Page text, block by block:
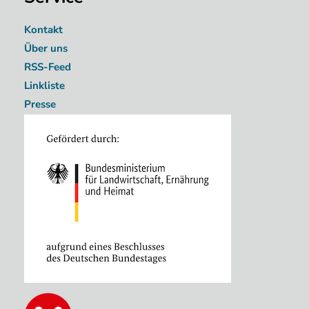
Image
Kontakt
Über uns
RSS-Feed
Linkliste
Presse